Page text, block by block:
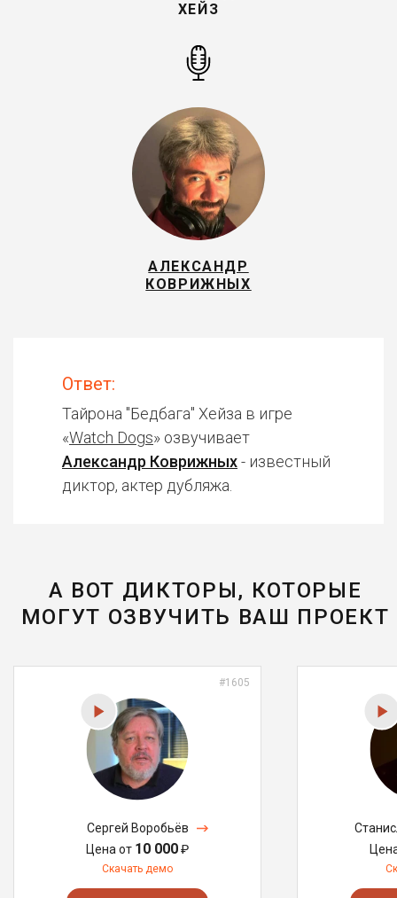
ХЕЙЗ
АЛЕКСАНДР
КОВРИЖНЫХ
Ответ:
Тайрона "Бедбага" Хейза в игре
«Watch Dogs» озвучивает
Александр Коврижных- известный
диктор, актер дубляжа.
А ВОТ ДИКТОРЫ, КОТОРЫЕ
МОГУТ ОЗВУЧИТЬ ВАШ ПРОЕКТ
#1605
Сергей Воробьёв
Цена от 10 000₽
Скачать демо